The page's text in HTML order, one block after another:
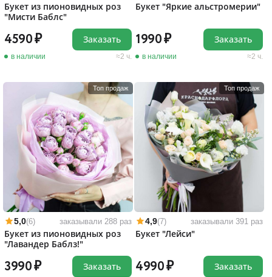
Букет из пионовидных роз
"Мисти Баблс"
4590
в наличии 2 ч.
Заказать
Букет "Яркие альстромерии"
1990
в наличии 2 ч.
Заказать
Топ продаж
5,0(6) заказывали 288 раз
Букет из пионовидных роз
"Лавандер Баблз!"
3990 Заказать
Топ продаж
4,9(7) заказывали 391 раз
Букет "Лейси"
4990 Заказать